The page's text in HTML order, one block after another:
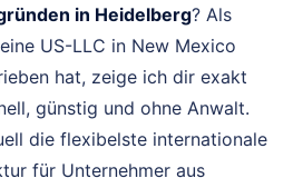
in Heidelberg? Als
US-LLC in New Mexico
hat, zeige ich dir exakt
günstig und ohne Anwalt.
die flexibelste internationale
für Unternehmer aus